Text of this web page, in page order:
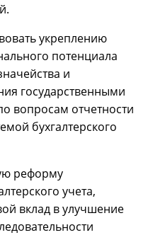
укреплению
потенциала
и
государственными
вопросам отчетности
бухгалтерского
реформу
учета,
вклад в улучшение